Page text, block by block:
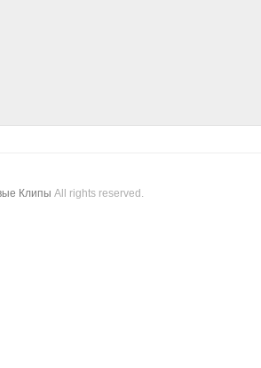
Клипы All rights reserved.